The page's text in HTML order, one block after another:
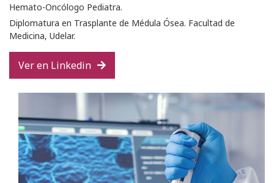
Hemato-Oncólogo Pediatra.
Diplomatura en Trasplante de Médula Ósea. Facultad de
Medicina, Udelar.
Ver en Linkedin